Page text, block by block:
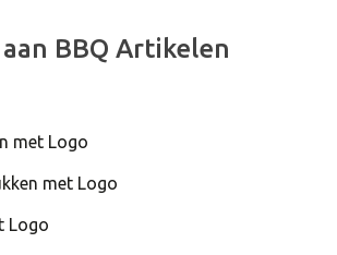
BBQ Artikelen
met Logo
met Logo
Logo